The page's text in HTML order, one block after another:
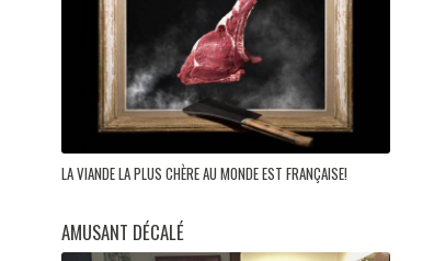
LA VIANDE LA PLUS CHÈRE AU MONDE EST FRANÇAISE!
AMUSANT DÉCALÉ